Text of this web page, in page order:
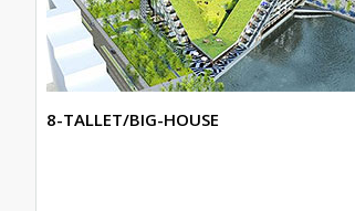
8-TALLET/BIG-HOUSE